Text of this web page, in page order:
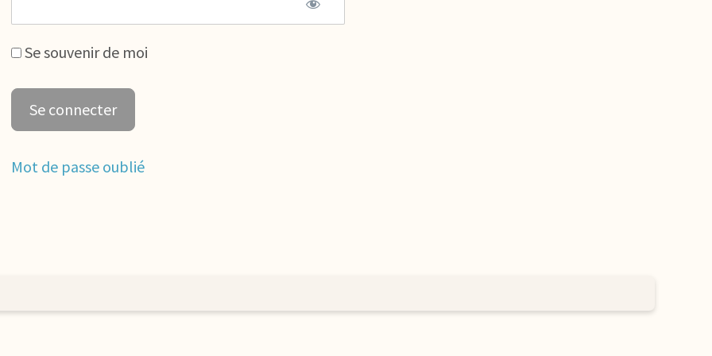
Se souvenir de moi
Mot de passe oublié